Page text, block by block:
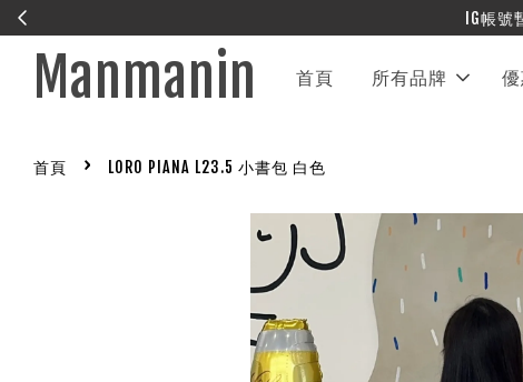
Manmanin 首頁 所有品牌
首頁 › LORO PIANA L23.5 小書包 白色